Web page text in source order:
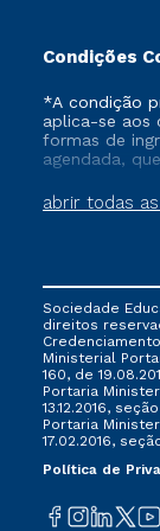
Condições
abrir todas
*A condição
aplica-se aos
formas de
agendada,
que ainda
cancelado ou
FIES, Prouni
não se
ofertada pela
Sociedade
direitos
Ministerial
160, de
Portaria
13.12.2016,
Portaria
17.02.2016,
Política de